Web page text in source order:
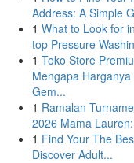
Address: A Simple
1 What to Look for
top Pressure
1 Toko Store
Mengapa
Gem...
1 Ramalan
2026 Mama
1 Find Your The
Discover Adult...